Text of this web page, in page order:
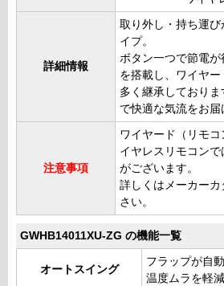
詳細情報
取り外し・持ち運
イプ。
ボタン一つで節電が
を搭載し、ワイヤ
多く継承しており
で快適な気流をお届
注意事項
ワイヤード（リモ
イヤレスリモコン
がございます。
詳しくはメーカー
さい。
GWHB14011XU-ZG の機能一覧
オートスイング
フラップが自
温度ムラを軽減